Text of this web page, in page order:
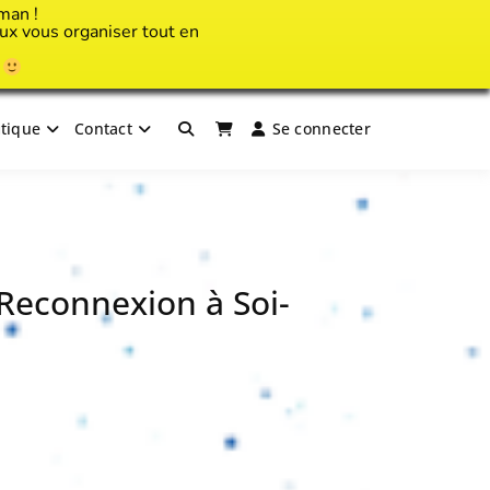
!
vous organiser tout en
Contact Se connecter
à Soi-